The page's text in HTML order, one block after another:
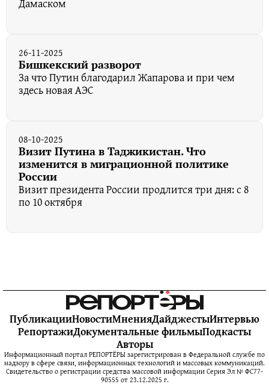
26-11-2025
Бишкекский разворот
За что Путин благодарил Жапарова и при чем
здесь новая АЭС
08-10-2025
Визит Путина в Таджикистан. Что
изменится в миграционной политике
России
Визит президента России продлится три дня: с 8
по 10 октября
ПубликацииНовостиМненияДайджестыИнтервью
РепортажиДокументальные фильмыПодкасты
Авторы
Информационный портал РЕПОРТЁРЫ зарегистрирован в Федеральной службе по
надзору в сфере связи, информационных технологий и массовых коммуникаций.
Свидетельство о регистрации средства массовой информации Серия Эл № ФС77-
90555 от 23.12.2025 г.